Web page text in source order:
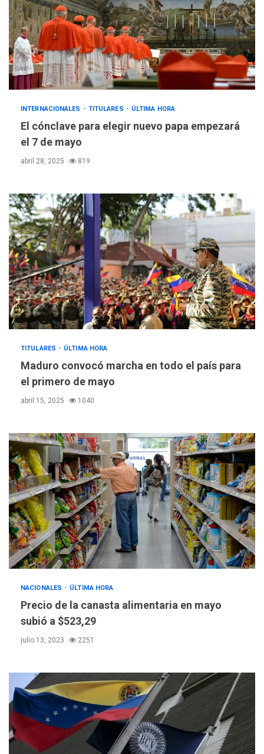
INTERNACIONALES TITULARES ÚLTIMA HORA
El cónclave para elegir nuevo papa empezará
el 7 de mayo
abril 28, 2025 819
TITULARES ÚLTIMA HORA
Maduro convocó marcha en todo el país para
el primero de mayo
abril 15, 2025 1040
NACIONALES ÚLTIMA HORA
Precio de la canasta alimentaria en mayo
subió a $523,29
julio 13, 2023 2251